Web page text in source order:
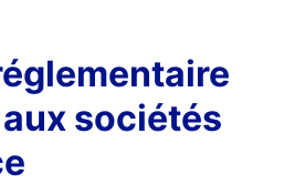
sociétés